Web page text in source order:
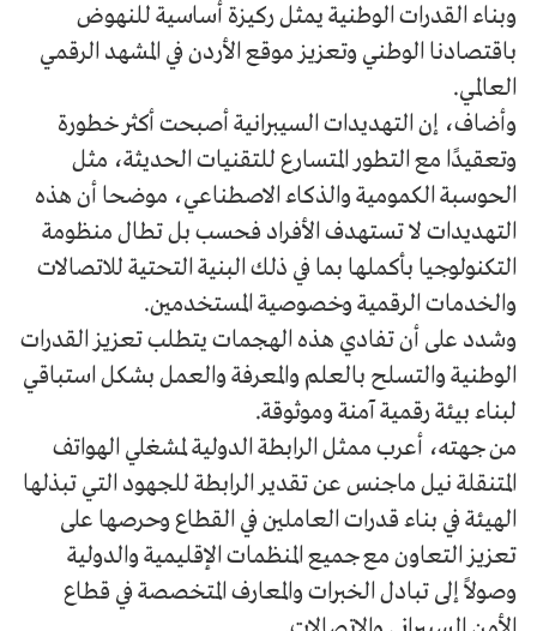
وبناء القدرات الوطنية يمثل ركيزة أساسية للنهوض
باقتصادنا الوطني وتعزيز موقع الأردن في المشهد الرقمي
العالمي.
وأضاف، إن التهديدات السيبرانية أصبحت أكثر خطورة
وتعقيدًا مع التطور المتسارع للتقنيات الحديثة، مثل
الحوسبة الكمومية والذكاء الاصطناعي، موضحا أن هذه
التهديدات لا تستهدف الأفراد فحسب بل تطال منظومة
التكنولوجيا بأكملها بما في ذلك البنية التحتية للاتصالات
والخدمات الرقمية وخصوصية المستخدمين.
وشدد على أن تفادي هذه الهجمات يتطلب تعزيز القدرات
الوطنية والتسلح بالعلم والمعرفة والعمل بشكل استباقي
لبناء بيئة رقمية آمنة وموثوقة.
من جهته، أعرب ممثل الرابطة الدولية لمشغلي الهواتف
المتنقلة نيل ماجنس عن تقدير الرابطة للجهود التي تبذلها
الهيئة في بناء قدرات العاملين في القطاع وحرصها على
تعزيز التعاون مع جميع المنظمات الإقليمية والدولية
وصولاً إلى تبادل الخبرات والمعارف المتخصصة في قطاع